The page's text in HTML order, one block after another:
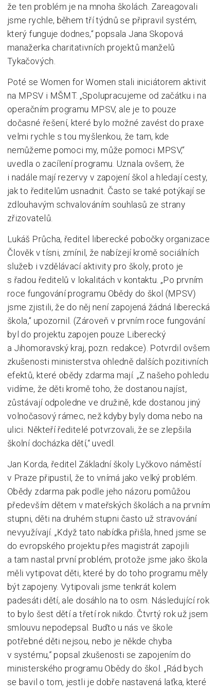
že ten problém je na mnoha školách. Zareagovali
jsme rychle, během tří týdnů se připravil systém,
který funguje dodnes,“ popsala Jana Skopová
manažerka charitativních projektů manželů
Tykačových.
Poté se Women for Women stali iniciátorem aktivit
na MPSV i MŠMT. „Spolupracujeme od začátku i na
operačním programu MPSV, ale je to pouze
dočasné řešení, které bylo možné zavést do praxe
velmi rychle s tou myšlenkou, že tam, kde
nemůžeme pomoci my, může pomoci MPSV,“
uvedla o zacílení programu. Uznala ovšem, že
i nadále mají rezervy v zapojení škol a hledají cesty,
jak to ředitelům usnadnit. Často se také potýkají se
zdlouhavým schvalováním souhlasů ze strany
zřizovatelů.
Lukáš Průcha, ředitel liberecké pobočky organizace
Člověk v tísni, zmínil, že nabízejí kromě sociálních
služeb i vzdělávací aktivity pro školy, proto je
s řadou ředitelů v lokalitách v kontaktu. „Po prvním
roce fungování programu Obědy do škol (MPSV)
jsme zjistili, že do něj není zapojená žádná liberecká
škola,“ upozornil. (Zároveň v prvním roce fungování
byl do projektu zapojen pouze Liberecký
a Jihomoravský kraj, pozn. redakce). Potvrdil ovšem
zkušenosti ministerstva ohledně dalších pozitivních
efektů, které obědy zdarma mají. „Z našeho pohledu
vidíme, že děti kromě toho, že dostanou najíst,
zůstávají odpoledne ve družině, kde dostanou jiný
volnočasový rámec, než kdyby byly doma nebo na
ulici. Někteří ředitelé potvrzovali, že se zlepšila
školní docházka dětí,“ uvedl.
Jan Korda, ředitel Základní školy Lyčkovo náměstí
v Praze připustil, že to vnímá jako velký problém.
Obědy zdarma pak podle jeho názoru pomůžou
především dětem v mateřských školách a na prvním
stupni, děti na druhém stupni často už stravování
nevyužívají. „Když tato nabídka přišla, hned jsme se
do evropského projektu přes magistrát zapojili
a tam nastal první problém, protože jsme jako škola
měli vytipovat děti, které by do toho programu měly
být zapojeny. Vytipovali jsme tenkrát kolem
padesáti dětí, ale dosáhlo na to osm. Následující rok
to bylo šest dětí a třetí rok nikdo. Čtvrtý rok už jsem
smlouvu nepodepsal. Buďto u nás ve škole
potřebné děti nejsou, nebo je někde chyba
v systému,“ popsal zkušenosti se zapojením do
ministerského programu Obědy do škol. „Rád bych
se bavil o tom, jestli je dobře nastavená laťka, které